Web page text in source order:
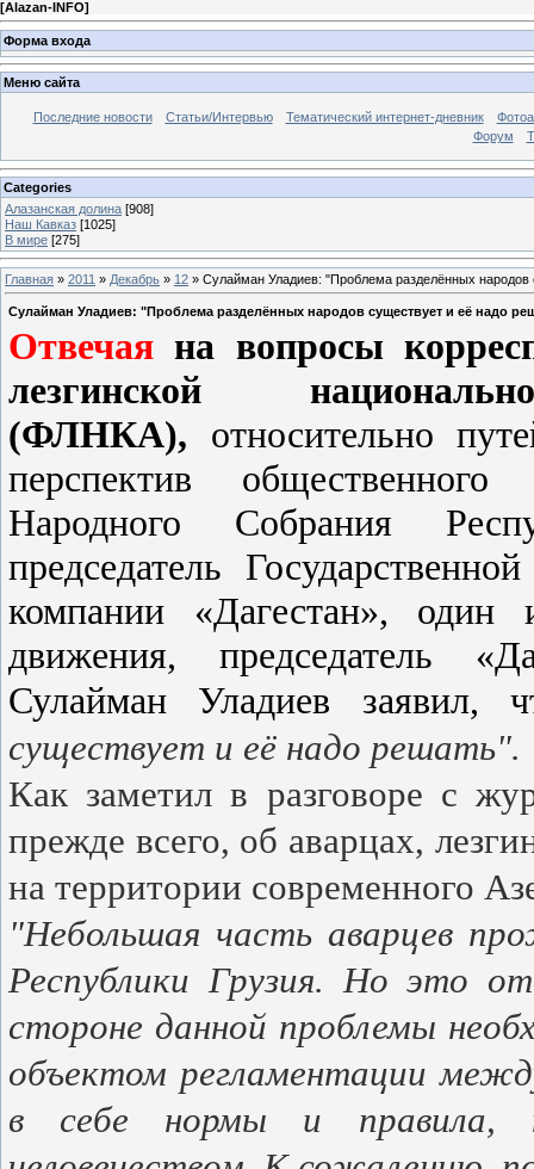
[Alazan-INFO]
Форма входа
Меню сайта
Последние новости Статьи/Интервью Тематический интернет-дневник
Форум
Categories
Алазанская долина [908]
Наш Кавказ [1025]
В мире [275]
Главная » 2011 » Декабрь » 12 » Сулайман Уладиев: "Проблема разделённых
Сулайман Уладиев: "Проблема разделённых народов существует и её надо
Отвечая на вопросы
лезгинской
(ФЛНКА), относительно
перспектив
Народного Собрания
председатель
компании «Дагестан», один
движения, председатель
Сулайман Уладиев заявил,
существует и её надо решать".
Как заметил в разговоре с
прежде всего, об аварцах,
на территории современного
"Небольшая часть аварцев
Республики Грузия. Но это
стороне данной проблемы
объектом регламентации
в себе нормы и правила,